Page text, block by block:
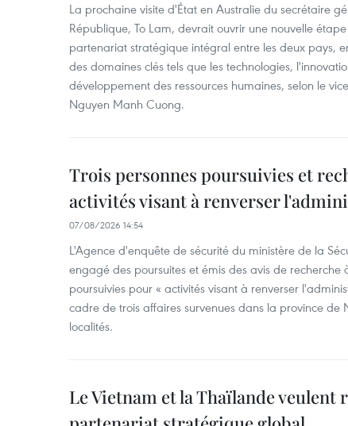
La prochaine visite d'État en Australie du secrétaire
République, To Lam, devrait ouvrir une nouvelle
partenariat stratégique intégral entre les deux pays,
des domaines clés tels que les technologies,
développement des ressources humaines, selon le
Nguyen Manh Cuong.
Trois personnes poursuivies et
activités visant à renverser
07/08/2026 14:54
L'Agence d'enquête de sécurité du ministère de la
engagé des poursuites et émis des avis de recherche
poursuivies pour « activités visant à renverser
cadre de trois affaires survenues dans la province de
localités.
Le Vietnam et la Thaïlande veulent